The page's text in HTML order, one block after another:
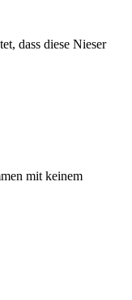
dass diese Nieser
mit keinem